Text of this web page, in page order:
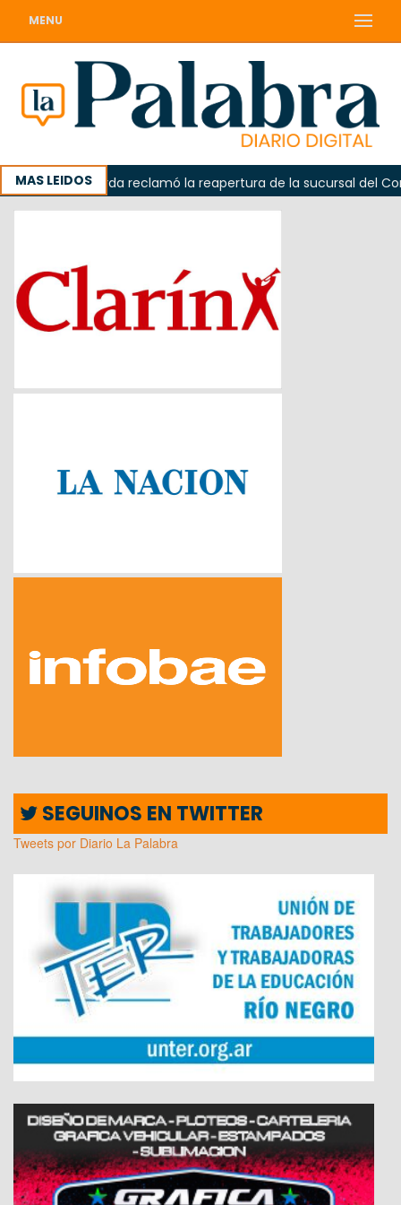
MENU
MAS LEIDOSOdarda reclamó la reapertura de la sucursal del
SEGUINOS EN TWITTER
Tweets por Diario La Palabra